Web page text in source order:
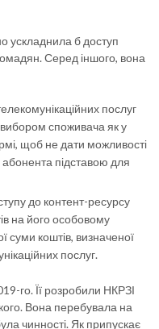
ускладнила б доступ
Серед іншого, вона
послуг
споживача як у
щоб не дати можливості
абонента підставою для
до контент-ресурсу
на його особовому
суми коштів, визначеної
послуг.
го. Її розробили НКРЗІ
Вона перебувала на
чинності. Як припускає